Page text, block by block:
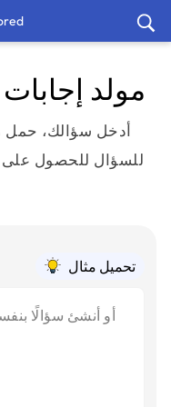
مولد
أدخل سؤالك، حمل
للسؤال للحصول على
تحميل مثال